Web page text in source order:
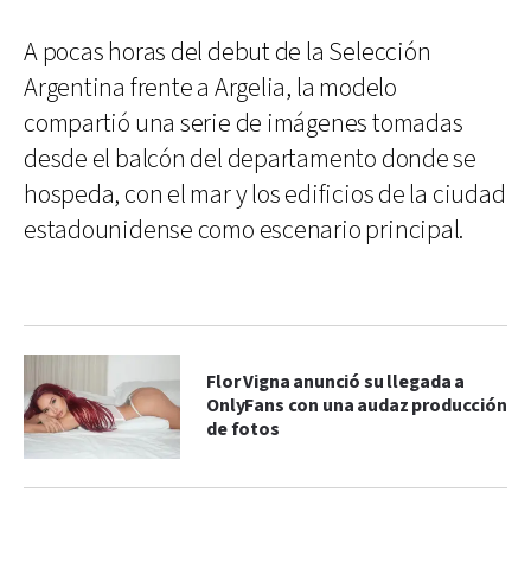
A pocas horas del debut de la Selección
Argentina frente a Argelia, la modelo
compartió una serie de imágenes tomadas
desde el balcón del departamento donde se
hospeda, con el mar y los edificios de la ciudad
estadounidense como escenario principal.
Flor Vigna anunció su llegada a
OnlyFans con una audaz producción
de fotos